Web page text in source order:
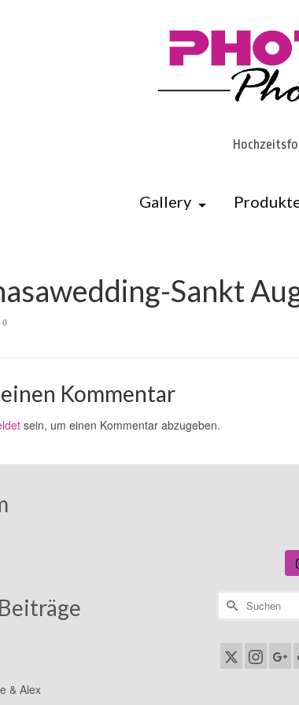
Gallery
Sankt
0
Kommentar
sein, um einen Kommentar abzugeben.
& Alex
Suchen
nach: